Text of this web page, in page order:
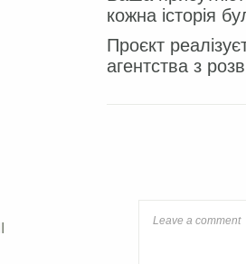
кожна історія
Проєкт
агентства з